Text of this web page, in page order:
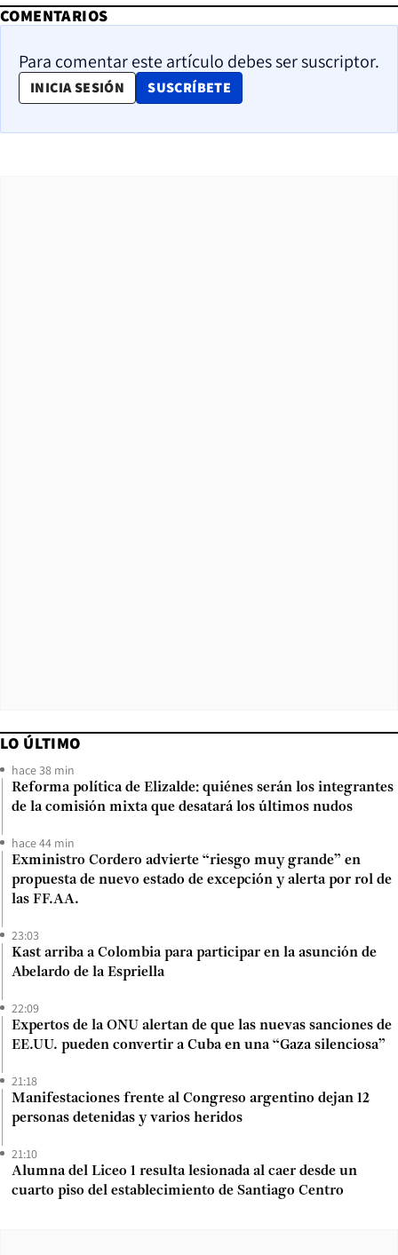
COMENTARIOS
Para comentar este artículo debes ser suscriptor.
INICIA SESIÓN SUSCRÍBETE
OPENS IN NEW WINDOW
LO ÚLTIMO
hace 38 min
Reforma política de Elizalde: quiénes serán los integrantes
de la comisión mixta que desatará los últimos nudos
hace 44 min
Exministro Cordero advierte “riesgo muy grande” en
propuesta de nuevo estado de excepción y alerta por rol de
las FF.AA.
23:03
Kast arriba a Colombia para participar en la asunción de
Abelardo de la Espriella
22:09
Expertos de la ONU alertan de que las nuevas sanciones de
EE.UU. pueden convertir a Cuba en una “Gaza silenciosa”
21:18
Manifestaciones frente al Congreso argentino dejan 12
personas detenidas y varios heridos
21:10
Alumna del Liceo 1 resulta lesionada al caer desde un
cuarto piso del establecimiento de Santiago Centro